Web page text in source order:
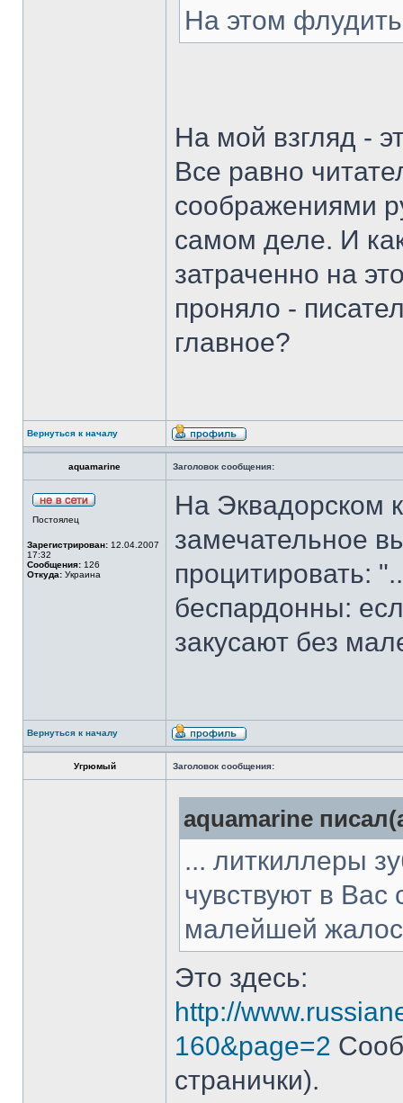
На этом
На мой взгляд -
Все равно
соображениями
самом деле. И
затраченно на
проняло -
главное?
Вернуться к началу
aquamarine Заголовок сообщения:
Постоялец
Зарегистрирован: 12.04.2007
17:32
Сообщения: 126
Откуда: Украина
На Эквадорском
замечательное
процитировать:
беспардонны:
закусают без
Вернуться к началу
Угрюмый Заголовок сообщения:
aquamarine
... литкиллеры
чувствуют в Вас
малейшей
Это здесь:
http://
160&page=2
странички).